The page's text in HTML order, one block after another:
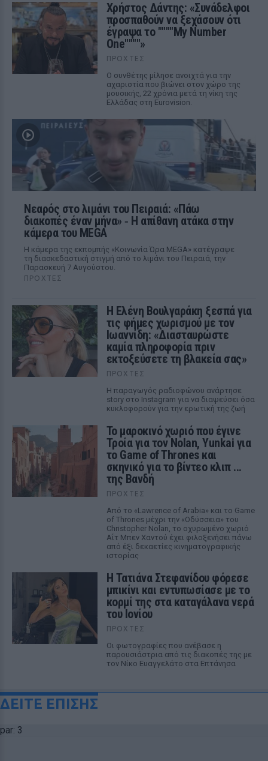
Χρήστος Δάντης: «Συνάδελφοι
προσπαθούν να ξεχάσουν ότι
έγραψα το """"My Number
One""""»
ΠΡΟΧΤΈΣ
Ο συνθέτης μίλησε ανοιχτά για την
αχαριστία που βιώνει στον χώρο της
μουσικής, 22 χρόνια μετά τη νίκη της
Ελλάδας στη Eurovision.
Νεαρός στο λιμάνι του Πειραιά: «Πάω
διακοπές έναν μήνα» ‑ Η απίθανη ατάκα στην
κάμερα του MEGA
Η κάμερα της εκπομπής «Κοινωνία Ώρα MEGA» κατέγραψε
τη διασκεδαστική στιγμή από το λιμάνι του Πειραιά, την
Παρασκευή 7 Αυγούστου.
ΠΡΟΧΤΈΣ
Η Ελένη Βουλγαράκη ξεσπά για
τις φήμες χωρισμού με τον
Ιωαννίδη: «Διασταυρώστε
καμία πληροφορία πριν
εκτοξεύσετε τη βλακεία σας»
ΠΡΟΧΤΈΣ
Η παραγωγός ραδιοφώνου ανάρτησε
story στο Instagram για να διαψεύσει όσα
κυκλοφορούν για την ερωτική της ζωή
Το μαροκινό χωριό που έγινε
Τροία για τον Nolan, Yunkai για
το Game of Thrones και
σκηνικό για το βίντεο κλιπ ...
της Βανδή
ΠΡΟΧΤΈΣ
Από το «Lawrence of Arabia» και το Game
of Thrones μέχρι την «Οδύσσεια» του
Christopher Nolan, το οχυρωμένο χωριό
Αΐτ Μπεν Χαντού έχει φιλοξενήσει πάνω
από έξι δεκαετίες κινηματογραφικής
ιστορίας
Η Τατιάνα Στεφανίδου φόρεσε
μπικίνι και εντυπωσίασε με το
κορμί της στα καταγάλανα νερά
του Ιονίου
ΠΡΟΧΤΈΣ
Οι φωτογραφίες που ανέβασε η
παρουσιάστρια από τις διακοπές της με
τον Νίκο Ευαγγελάτο στα Επτάνησα
ΔΕΙΤΕ ΕΠΙΣΗΣ
par: 3